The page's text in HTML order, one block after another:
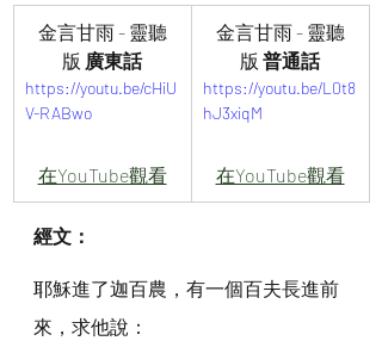
金言甘雨 - 靈聽
版 廣東話
https://youtu.be/cHiU
V-RABwo
在YouTube觀看
金言甘雨 - 靈聽
版 普通話
https://youtu.be/L0t8
hJ3xiqM
在YouTube觀看
經文：
耶穌進了迦百農，有一個百夫長進前
來，求他說：